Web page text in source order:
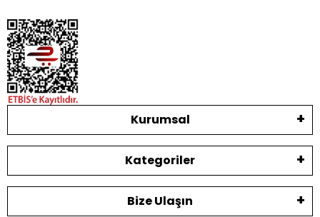
Kurumsal
Kategoriler
Bize Ulaşın